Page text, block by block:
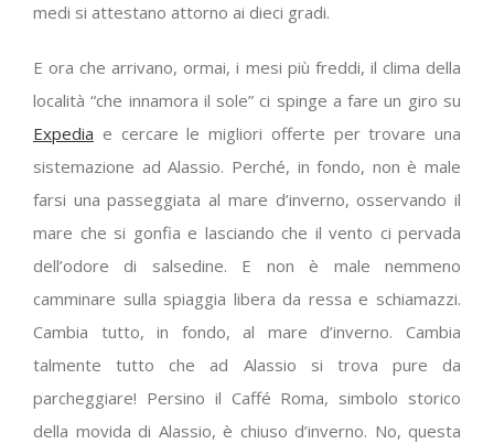
medi si attestano attorno ai dieci gradi.
E ora che arrivano, ormai, i mesi più freddi, il clima della
località “che innamora il sole” ci spinge a fare un giro su
Expedia e cercare le migliori offerte per trovare una
sistemazione ad Alassio. Perché, in fondo, non è male
farsi una passeggiata al mare d’inverno, osservando il
mare che si gonfia e lasciando che il vento ci pervada
dell’odore di salsedine. E non è male nemmeno
camminare sulla spiaggia libera da ressa e schiamazzi.
Cambia tutto, in fondo, al mare d’inverno. Cambia
talmente tutto che ad Alassio si trova pure da
parcheggiare! Persino il Caffé Roma, simbolo storico
della movida di Alassio, è chiuso d’inverno. No, questa